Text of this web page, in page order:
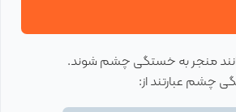
منجر به خستگی چشم شوند.
چشم عبارتند از: